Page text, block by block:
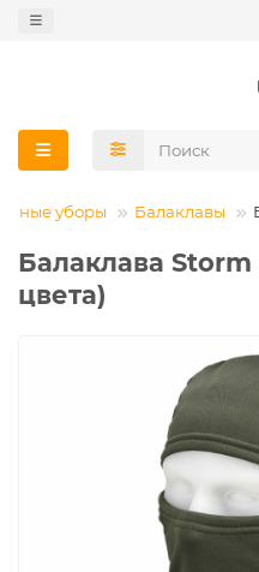
уборы Балаклавы
Балаклава
цвета)